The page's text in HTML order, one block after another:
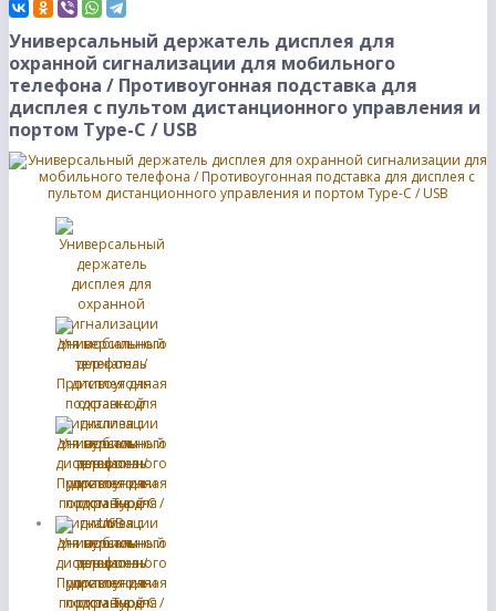
Универсальный держатель дисплея для
охранной сигнализации для мобильного
телефона / Противоугонная подставка для
дисплея с пультом дистанционного управления и
портом Type-C / USB